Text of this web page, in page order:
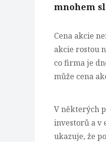
mnohem
Cena akcie
akcie rostou
co firma je
může cena
V některých
investorů a v
ukazuje, že